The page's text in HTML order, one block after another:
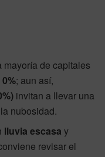
de capitales
; aun así,
invitan a llevar una
nubosidad.
lluvia escasa y
revisar el